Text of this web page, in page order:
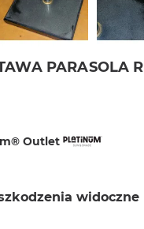
PARASOLA
Outlet
widoczne